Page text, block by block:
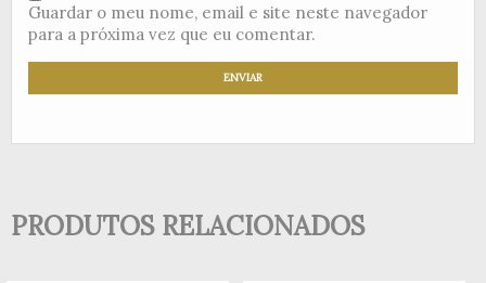
Guardar o meu nome, email e site neste navegador
para a próxima vez que eu comentar.
PRODUTOS RELACIONADOS